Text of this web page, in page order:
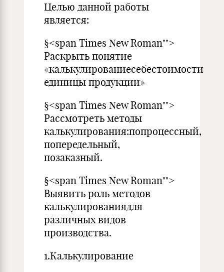
Целью данной работы
является:
§<span Times New Roman"">
Раскрыть понятие
«калькулированиесебестоимости
единицы продукции»
§<span Times New Roman"">
Рассмотреть методы
калькулирования:попроцессный,
попередельный,
позаказный.
§<span Times New Roman"">
Выявить роль методов
калькулированиядля
различных видов
производства.
1.Калькулирование